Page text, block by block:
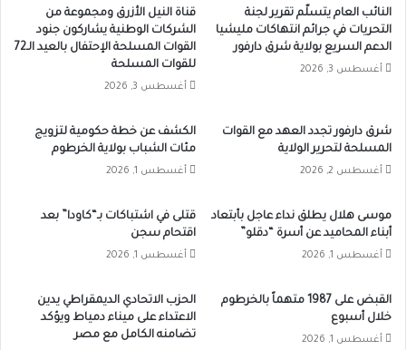
النائب العام يتسلّم تقرير لجنة
التحريات في جرائم انتهاكات مليشيا
الدعم السريع بولاية شرق دارفور
أغسطس 3, 2026
قناة النيل الأزرق ومجموعة من
الشركات الوطنية يشاركون جنود
القوات المسلحة الإحتفال بالعيد الـ72
للقوات المسلحة
أغسطس 3, 2026
شرق دارفور تجدد العهد مع القوات
المسلحة لتحرير الولاية
أغسطس 2, 2026
الكشف عن خطة حكومية لتزويج
مئات الشباب بولاية الخرطوم
أغسطس 1, 2026
موسى هلال يطلق نداء عاجل بأبتعاد
أبناء المحاميد عن أسرة “دقلو”
أغسطس 1, 2026
قتلى في اشتباكات بـ“كاودا” بعد
اقتحام سجن
أغسطس 1, 2026
القبض على 1987 متهماً بالخرطوم
خلال أسبوع
أغسطس 1, 2026
الحزب الاتحادي الديمقراطي يدين
الاعتداء على ميناء دمياط ويؤكد
تضامنه الكامل مع مصر